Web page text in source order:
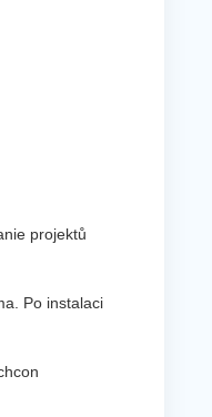
projektů
Po instalaci